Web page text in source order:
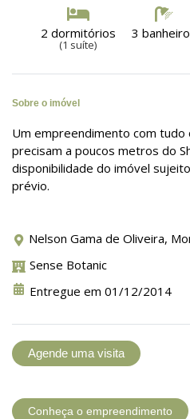
2 dormitórios
(1 suíte)
3
Sobre o imóvel
Um empreendimento com tudo
precisam a poucos metros do
disponibilidade do imóvel
prévio.
Nelson Gama de Oliveira,
Sense Botanic
Entregue em 01/12/2014
Agende uma visita
Conheça o empreendimento